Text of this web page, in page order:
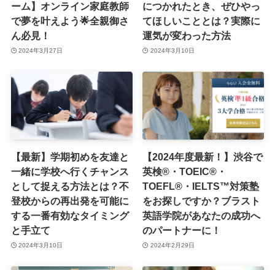
ーム】オンライン家庭教師
で夢を叶えよう🌟全親御さ
ん必見！
2024年3月27日
につかれたとき、ぜひやっ
てほしいこととは？実際に
運気が変わった方法
2024年3月10日
【最新】学期初めを友達と
一緒に学校へ行くチャンス
として捉える方法とは？不
登校からの再出発を可能に
する一番有効なタイミング
と手立て
2024年3月10日
【2024年度最新！】渋谷で
英検®・TOEIC®・
TOEFL®・IELTS™対策塾
をお探しですか？ブラスト
英語学院があなたの成功へ
のパートナーに！
2024年2月29日